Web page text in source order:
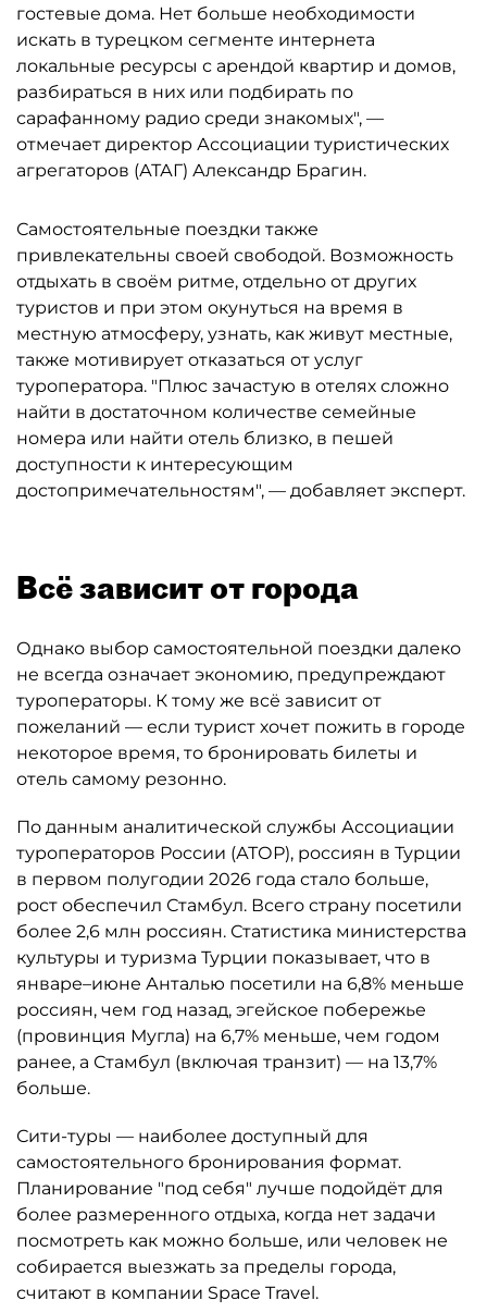
гостевые дома. Нет больше необходимости
искать в турецком сегменте интернета
локальные ресурсы с арендой квартир и домов,
разбираться в них или подбирать по
сарафанному радио среди знакомых", —
отмечает директор Ассоциации туристических
агрегаторов (АТАГ) Александр Брагин.
Самостоятельные поездки также
привлекательны своей свободой. Возможность
отдыхать в своём ритме, отдельно от других
туристов и при этом окунуться на время в
местную атмосферу, узнать, как живут местные,
также мотивирует отказаться от услуг
туроператора. "Плюс зачастую в отелях сложно
найти в достаточном количестве семейные
номера или найти отель близко, в пешей
доступности к интересующим
достопримечательностям", — добавляет эксперт.
Всё зависит от города
Однако выбор самостоятельной поездки далеко
не всегда означает экономию, предупреждают
туроператоры. К тому же всё зависит от
пожеланий — если турист хочет пожить в городе
некоторое время, то бронировать билеты и
отель самому резонно.
По данным аналитической службы Ассоциации
туроператоров России (АТОР), россиян в Турции
в первом полугодии 2026 года стало больше,
рост обеспечил Стамбул. Всего страну посетили
более 2,6 млн россиян. Статистика министерства
культуры и туризма Турции показывает, что в
январе–июне Анталью посетили на 6,8% меньше
россиян, чем год назад, эгейское побережье
(провинция Мугла) на 6,7% меньше, чем годом
ранее, а Стамбул (включая транзит) — на 13,7%
больше.
Сити-туры — наиболее доступный для
самостоятельного бронирования формат.
Планирование "под себя" лучше подойдёт для
более размеренного отдыха, когда нет задачи
посмотреть как можно больше, или человек не
собирается выезжать за пределы города,
считают в компании Space Travel.